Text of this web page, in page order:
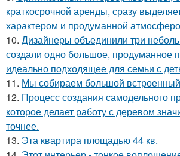
краткосрочной аренды, сразу
характером и продуманной
10. Дизайнеры объединили три
создали одно большое, продуманное
идеально подходящее для семьи с
11. Мы собираем большой
12. Процесс создания самодельного
которое делает работу с деревом
точнее.
13. Эта квартира площадью 44 кв.